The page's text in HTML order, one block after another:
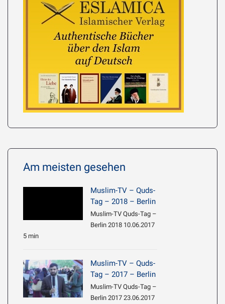
Am meisten gesehen
Muslim-TV – Quds-
Tag – 2018 – Berlin
Muslim-TV Quds-Tag –
Berlin 2018 10.06.2017
5 min
Muslim-TV – Quds-
Tag – 2017 – Berlin
Muslim-TV Quds-Tag –
Berlin 2017 23.06.2017